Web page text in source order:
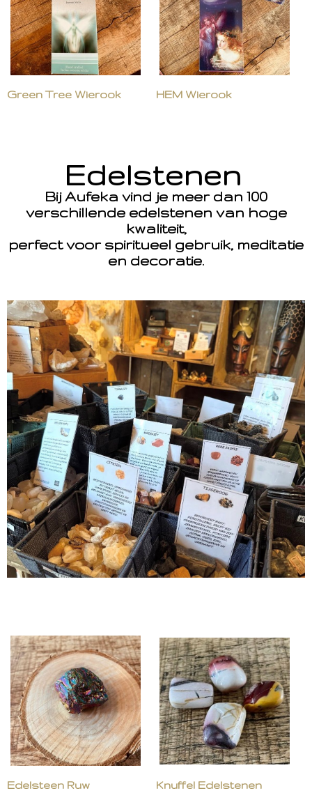
Green Tree Wierook HEM Wierook
Edelstenen
Bij Aufeka vind je meer dan 100
verschillende edelstenen van hoge
kwaliteit,
perfect voor spiritueel gebruik, meditatie
en decoratie.
Edelsteen Ruw Knuffel Edelstenen